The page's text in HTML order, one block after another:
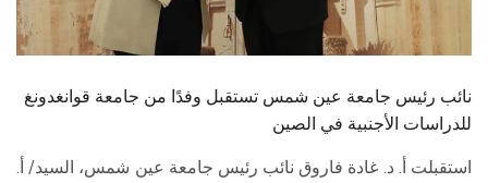
الزائـرون
سجل الان
نائب رئيس جامعة عين شمس تستقبل وفدًا من جامعة قوانغدونغ
للدراسات الأجنبية في الصين
استقبلت أ. د. غادة فاروق نائب رئيس جامعة عين شمس، السيد/ أ.